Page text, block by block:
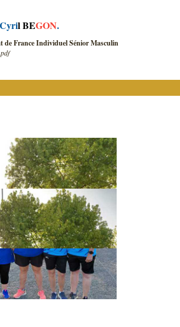
Cyril BEGON.
de France Individuel Sénior Masculin